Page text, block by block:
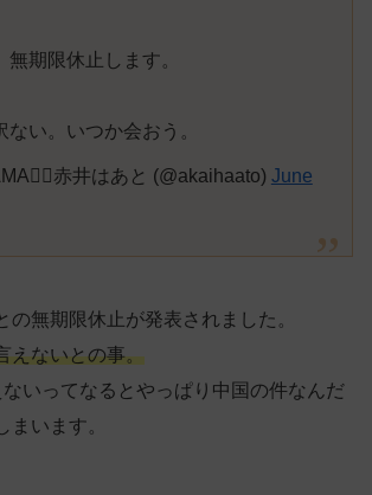
無期限休止します。
ない。いつか会おう。
赤井はあと (@akaihaato) June
の無期限休止が発表されました。
えないとの事。
いってなるとやっぱり中国の件なんだ
まいます。